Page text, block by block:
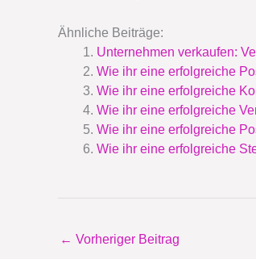
Ähnliche Beiträge:
Unternehmen verkaufen:
Wie ihr eine erfolgreiche
Wie ihr eine erfolgreiche
Wie ihr eine erfolgreiche
Wie ihr eine erfolgreiche
Wie ihr eine erfolgreiche
← Vorheriger Beitrag